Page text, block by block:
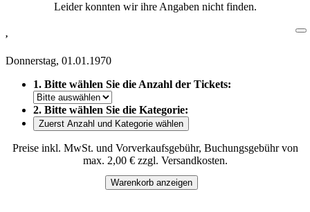
Leider konnten wir ihre Angaben nicht finden.
,
Donnerstag, 01.01.1970
1. Bitte wählen Sie die Anzahl der Tickets:
2. Bitte wählen Sie die Kategorie:
Zuerst Anzahl und Kategorie wählen
Preise inkl. MwSt. und Vorverkaufsgebühr, Buchungsgebühr von
max. 2,00 € zzgl. Versandkosten.
Warenkorb anzeigen